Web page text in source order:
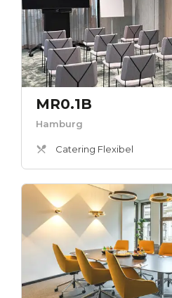
MR0.1B
Hamburg
Catering Flexibel